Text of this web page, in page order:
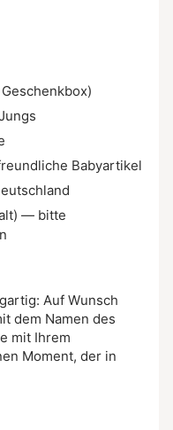
Babyartikel
— bitte
Auf Wunsch
dem Namen des
mit Ihrem
Moment, der in